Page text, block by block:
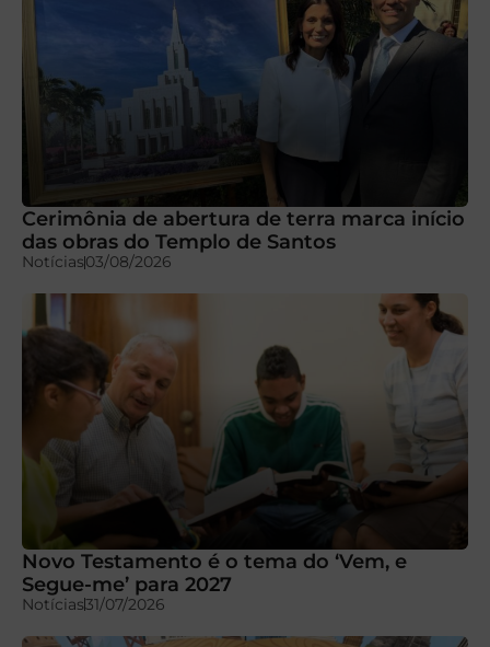
Cerimônia de abertura de terra marca início
das obras do Templo de Santos
Notícias03/08/2026
Novo Testamento é o tema do ‘Vem, e
Segue-me’ para 2027
Notícias31/07/2026